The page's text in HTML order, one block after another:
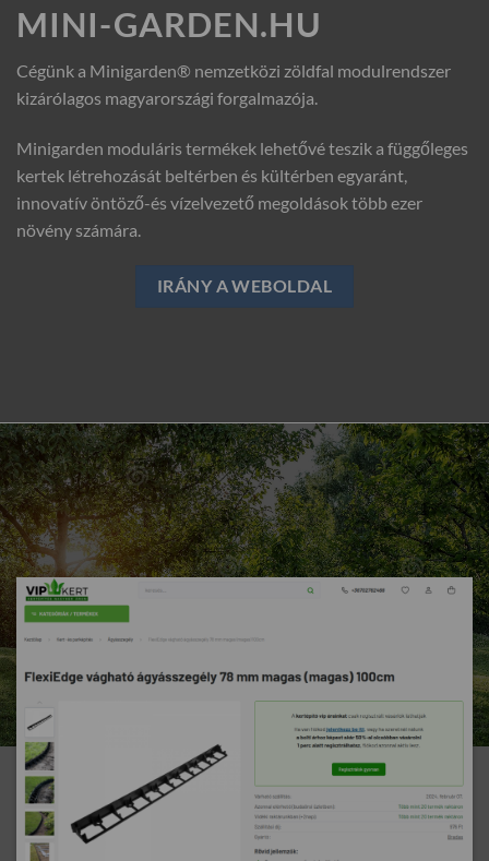
MINI-GARDEN.HU
Cégünk a Minigarden® nemzetközi zöldfal modulrendszer
kizárólagos magyarországi forgalmazója.
Minigarden moduláris termékek lehetővé teszik a függőleges
kertek létrehozását beltérben és kültérben egyaránt,
innovatív öntöző-és vízelvezető megoldások több ezer
növény számára.
IRÁNY A WEBOLDAL